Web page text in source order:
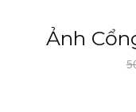
Ảnh